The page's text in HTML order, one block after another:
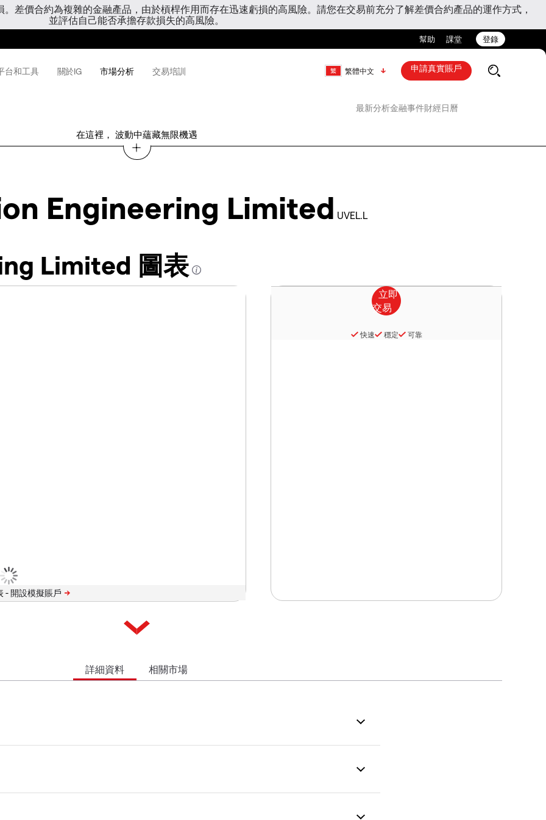
差價合約為複雜的金融產品，由於槓桿作用而存在迅速虧損的高風險。請您在交易前充分了解差價合約產品的運作方式，
並評估自己能否承擔存款損失的高風險。
幫助 課堂 登錄
台和工具 關於IG 市場分析 交易培訓 繁體中文 申請真實賬戶
最新分析金融事件財經日曆
在這裡， 波動中蘊藏無限機遇
Engineering Limited UVEL.L
Limited 圖表
-
快速 穩定 可靠
詳細資料 相關市場